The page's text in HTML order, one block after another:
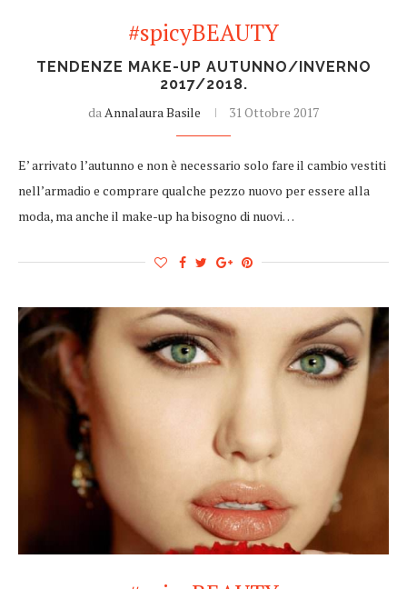
#spicyBEAUTY
TENDENZE MAKE-UP AUTUNNO/INVERNO
2017/2018.
daAnnalaura Basile 31 Ottobre 2017
E’ arrivato l’autunno e non è necessario solo fare il cambio vestiti
nell’armadio e comprare qualche pezzo nuovo per essere alla
moda, ma anche il make-up ha bisogno di nuovi…